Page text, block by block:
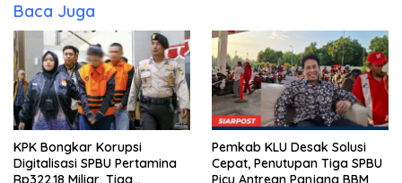
Baca Juga
KPK Bongkar Korupsi
Digitalisasi SPBU Pertamina
Rp322,18 Miliar, Tiga
Pemkab KLU Desak Solusi
Cepat, Penutupan Tiga SPBU
Picu Antrean Panjang BBM